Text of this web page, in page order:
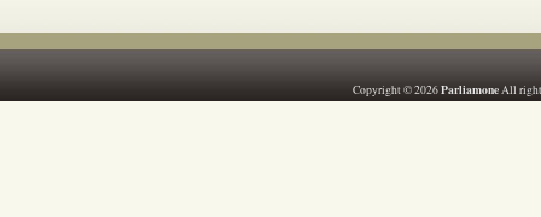
Copyright © 2026ParliamoneAll